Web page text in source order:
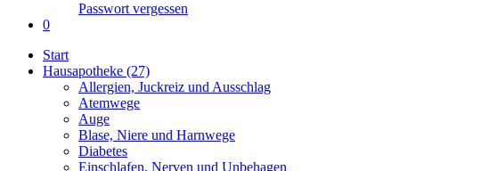
Passwort vergessen
0
Start
Hausapotheke (27)
Allergien, Juckreiz und Ausschlag
Atemwege
Auge
Blase, Niere und Harnwege
Diabetes
Einschlafen, Nerven und Unbehagen